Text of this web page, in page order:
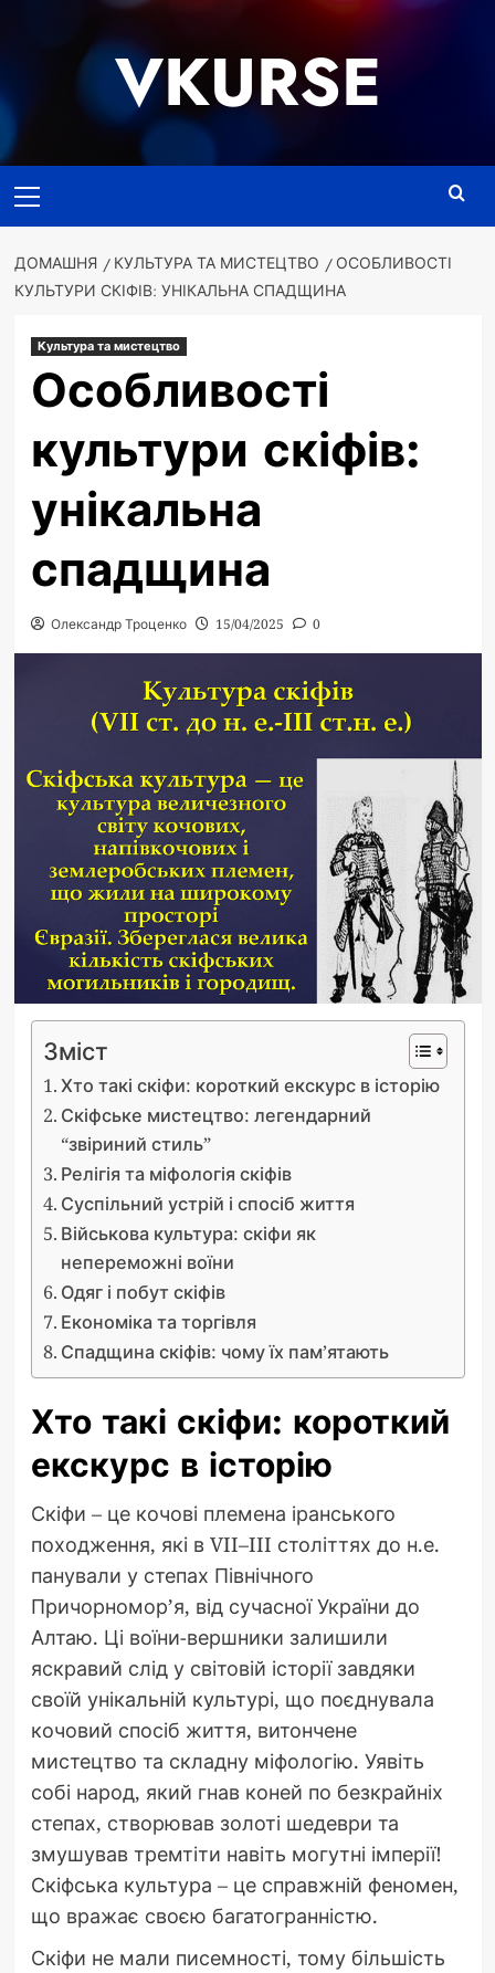
VKURSE
меню
ДОМАШНЯ КУЛЬТУРА ТА МИСТЕЦТВО
ОСОБЛИВОСТІ
КУЛЬТУРИ СКІФІВ: УНІКАЛЬНА СПАДЩИНА
Культура та мистецтво
Особливості
культури скіфів:
унікальна
спадщина
Олександр Троценко 15/04/2025 0
Зміст
Хто такі скіфи: короткий екскурс в історію
Скіфське мистецтво: легендарний
“звіриний стиль”
Релігія та міфологія скіфів
Суспільний устрій і спосіб життя
Військова культура: скіфи як
непереможні воїни
Одяг і побут скіфів
Економіка та торгівля
Спадщина скіфів: чому їх пам’ятають
Хто такі скіфи: короткий
екскурс в історію
Скіфи – це кочові племена іранського
походження, які в VII–III століттях до н.е.
панували у степах Північного
Причорномор’я, від сучасної України до
Алтаю. Ці воїни-вершники залишили
яскравий слід у світовій історії завдяки
своїй унікальній культурі, що поєднувала
кочовий спосіб життя, витончене
мистецтво та складну міфологію. Уявіть
собі народ, який гнав коней по безкрайніх
степах, створював золоті шедеври та
змушував тремтіти навіть могутні імперії!
Скіфська культура – це справжній феномен,
що вражає своєю багатогранністю.
Скіфи не мали писемності, тому більшість